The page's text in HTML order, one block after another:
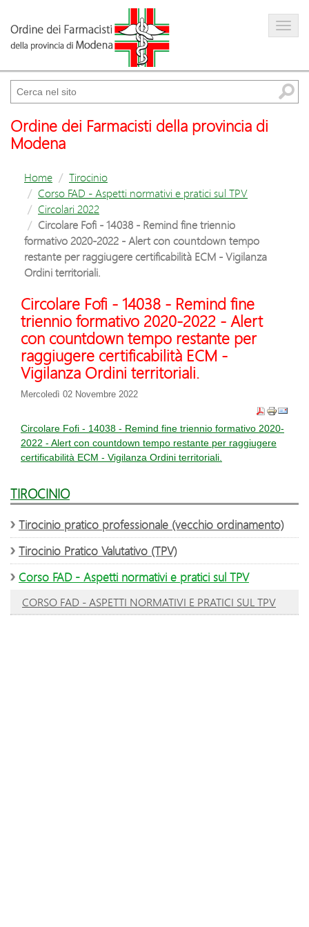
Amministrazione trasparente
Cerca
Ordine dei Farmacisti della provincia di
Modena
Home
Tirocinio
Corso FAD - Aspetti normativi e pratici sul TPV
Circolari 2022
Circolare Fofi - 14038 - Remind fine triennio
formativo 2020-2022 - Alert con countdown tempo
restante per raggiugere certificabilità ECM - Vigilanza
Ordini territoriali.
Circolare Fofi - 14038 - Remind fine
triennio formativo 2020-2022 - Alert
con countdown tempo restante per
raggiugere certificabilità ECM -
Vigilanza Ordini territoriali.
Mercoledì 02 Novembre 2022
Circolare Fofi - 14038 - Remind fine triennio formativo 2020-
2022 - Alert con countdown tempo restante per raggiugere
certificabilità ECM - Vigilanza Ordini territoriali.
TIROCINIO
Tirocinio pratico professionale (vecchio ordinamento)
Tirocinio Pratico Valutativo (TPV)
Corso FAD - Aspetti normativi e pratici sul TPV
CORSO FAD - ASPETTI NORMATIVI E PRATICI SUL TPV